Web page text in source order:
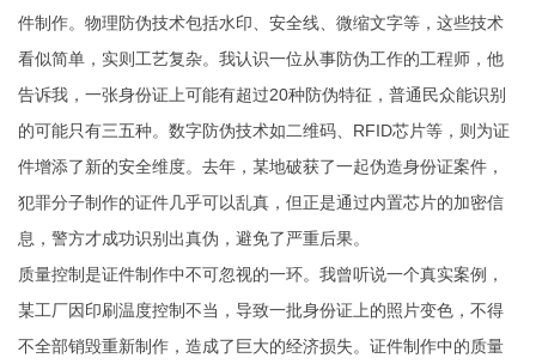
件制作。物理防伪技术包括水印、安全线、微缩文字等，这些技术
看似简单，实则工艺复杂。我认识一位从事防伪工作的工程师，他
告诉我，一张身份证上可能有超过20种防伪特征，普通民众能识别
的可能只有三五种。数字防伪技术如二维码、RFID芯片等，则为证
件增添了新的安全维度。去年，某地破获了一起伪造身份证案件，
犯罪分子制作的证件几乎可以乱真，但正是通过内置芯片的加密信
息，警方才成功识别出真伪，避免了严重后果。
质量控制是证件制作中不可忽视的一环。我曾听说一个真实案例，
某工厂因印刷温度控制不当，导致一批身份证上的照片变色，不得
不全部销毁重新制作，造成了巨大的经济损失。证件制作中的质量